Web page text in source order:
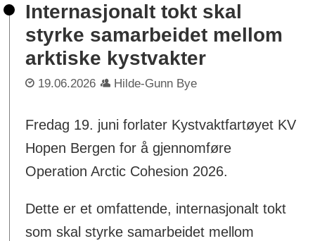
Internasjonalt tokt skal
styrke samarbeidet mellom
arktiske kystvakter
19.06.2026 Hilde-Gunn Bye
Fredag 19. juni forlater Kystvaktfartøyet KV
Hopen Bergen for å gjennomføre
Operation Arctic Cohesion 2026.
Dette er et omfattende, internasjonalt tokt
som skal styrke samarbeidet mellom